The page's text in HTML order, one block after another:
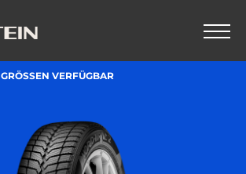
GRÖSSEN VERFÜGBAR